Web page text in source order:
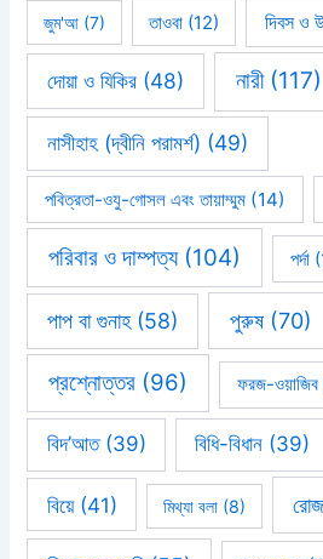
জুম'আ (7) তাওবা (12) দিবস ও
দোয়া ও যিকির (48) নারী(117)
নাসীহাহ (দ্বীনি পরামর্শ) (49)
পবিত্রতা-ওযু-গোসল এবং তায়াম্মুম (14)
পরিবার ও দাম্পত্য(104) পর্দা
পাপ বা গুনাহ(58) পুরুষ(70)
প্রশ্নোত্তর (96) ফরজ-ওয়াজিব
বিদ’আত(39) বিধি-বিধান (39)
বিয়ে(41) মিথ্যা বলা(8)